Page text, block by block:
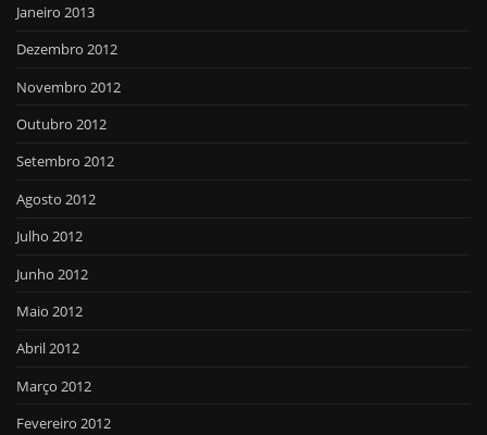
Janeiro 2013
Dezembro 2012
Novembro 2012
Outubro 2012
Setembro 2012
Agosto 2012
Julho 2012
Junho 2012
Maio 2012
Abril 2012
Março 2012
Fevereiro 2012